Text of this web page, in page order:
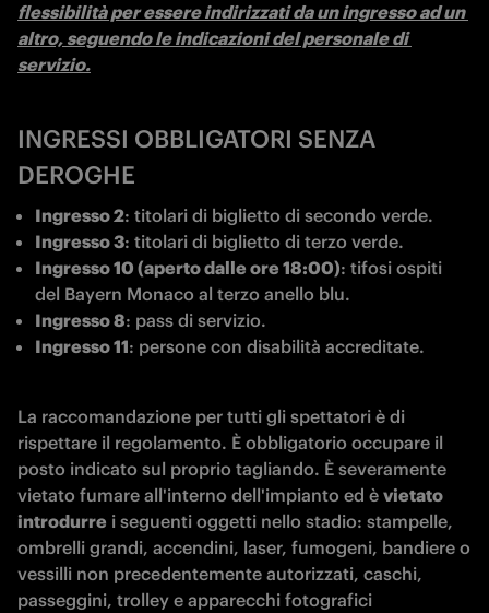
flessibilità per essere indirizzati da un ingresso ad un
altro, seguendo le indicazioni del personale di
servizio.
INGRESSI OBBLIGATORI SENZA
DEROGHE
Ingresso 2: titolari di biglietto di secondo verde.
Ingresso 3: titolari di biglietto di terzo verde.
Ingresso 10 (aperto dalle ore 18:00): tifosi ospiti
del Bayern Monaco al terzo anello blu.
Ingresso 8: pass di servizio.
Ingresso 11: persone con disabilità accreditate.
La raccomandazione per tutti gli spettatori è di
rispettare il regolamento. È obbligatorio occupare il
posto indicato sul proprio tagliando. È severamente
vietato fumare all'interno dell'impianto ed è vietato
introdurre i seguenti oggetti nello stadio: stampelle,
ombrelli grandi, accendini, laser, fumogeni, bandiere o
vessilli non precedentemente autorizzati, caschi,
passeggini, trolley e apparecchi fotografici